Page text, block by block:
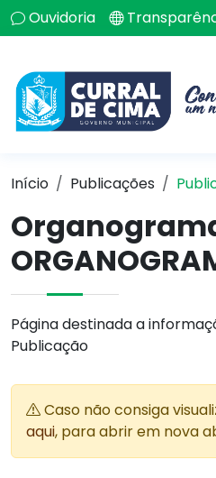
Ouvidoria
Início Publicações
Página destinada a
Publicação
Caso não consiga
aqui, para abrir em nova